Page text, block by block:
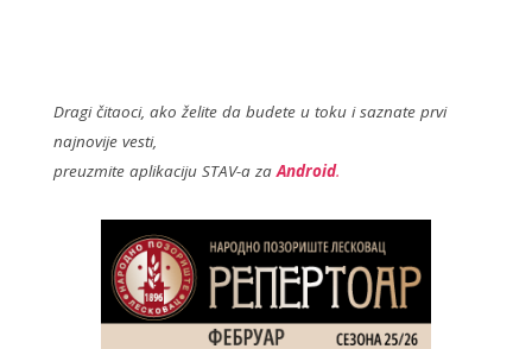
o
o
Dragi čitaoci, ako želite da budete u toku i saznate prvi
najnovije vesti,
preuzmite aplikaciju STAV-a za Android.